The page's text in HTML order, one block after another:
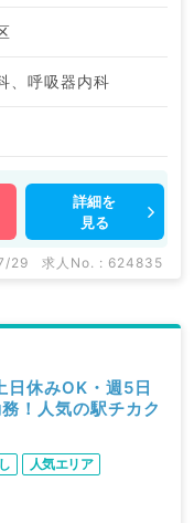
、呼吸器内科
詳細を
見る
29 求人No. : 624835
日休みOK・週5日
！人気の駅チカク
人気エリア